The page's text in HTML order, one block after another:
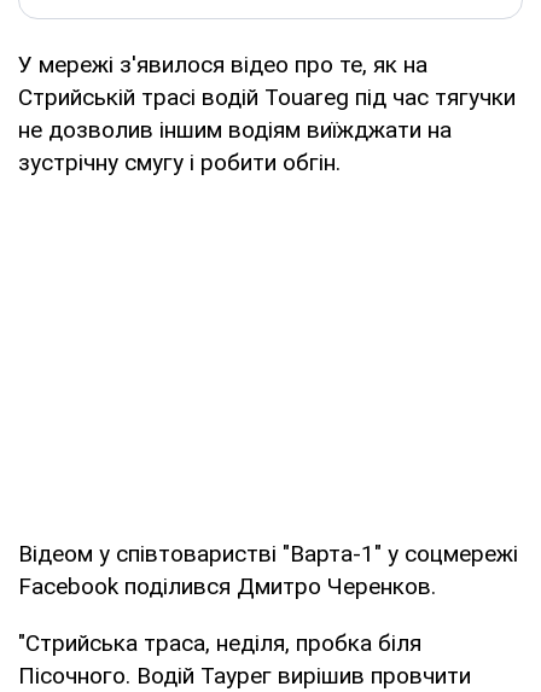
У мережі з'явилося відео про те, як на
Стрийській трасі водій Touareg під час тягучки
не дозволив іншим водіям виїжджати на
зустрічну смугу і робити обгін.
Відеом у співтоваристві "Варта-1" у соцмережі
Facebook поділився Дмитро Черенков.
"Стрийська траса, неділя, пробка біля
Пісочного. Водій Таурег вирішив провчити